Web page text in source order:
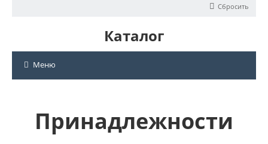
Сбросить
Каталог
Меню
Принадлежности